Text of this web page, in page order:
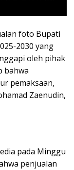
foto Bupati
2030 yang
oleh pihak
bahwa
pemaksaan,
Zaenudin,
pada Minggu
penjualan